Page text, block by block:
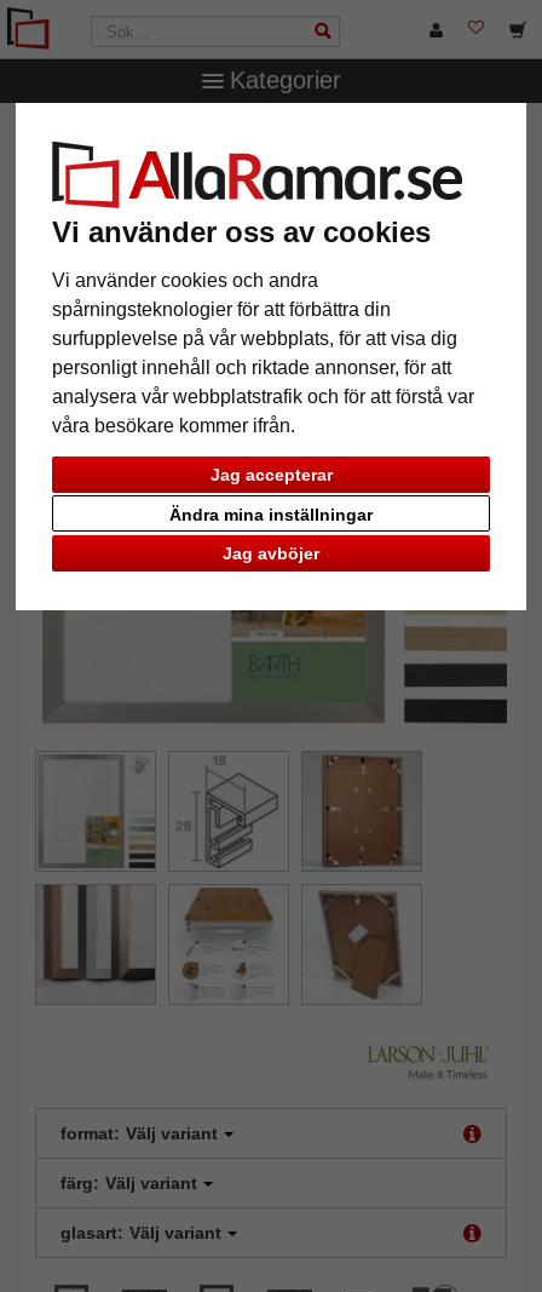
Vi använder oss av cookies
Vi använder cookies och andra
spårningsteknologier för att förbättra din
surfupplevelse på vår webbplats, för att visa dig
personligt innehåll och riktade annonser, för att
analysera vår webbplatstrafik och för att förstå var
våra besökare kommer ifrån.
Jag accepterar
Jag avböjer
Ändra mina inställningar
Kategorier
aluminium serie 1828
Växelram av aluminium serie 1828
format: Välj variant
färg: Välj variant
glasart: Välj variant